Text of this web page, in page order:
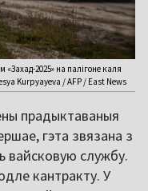
2025» на палігоне каля
Kurpyayeva / AFP / East News
прадыктаваныя
гэта звязана з
вайсковую службу.
кантракту. У